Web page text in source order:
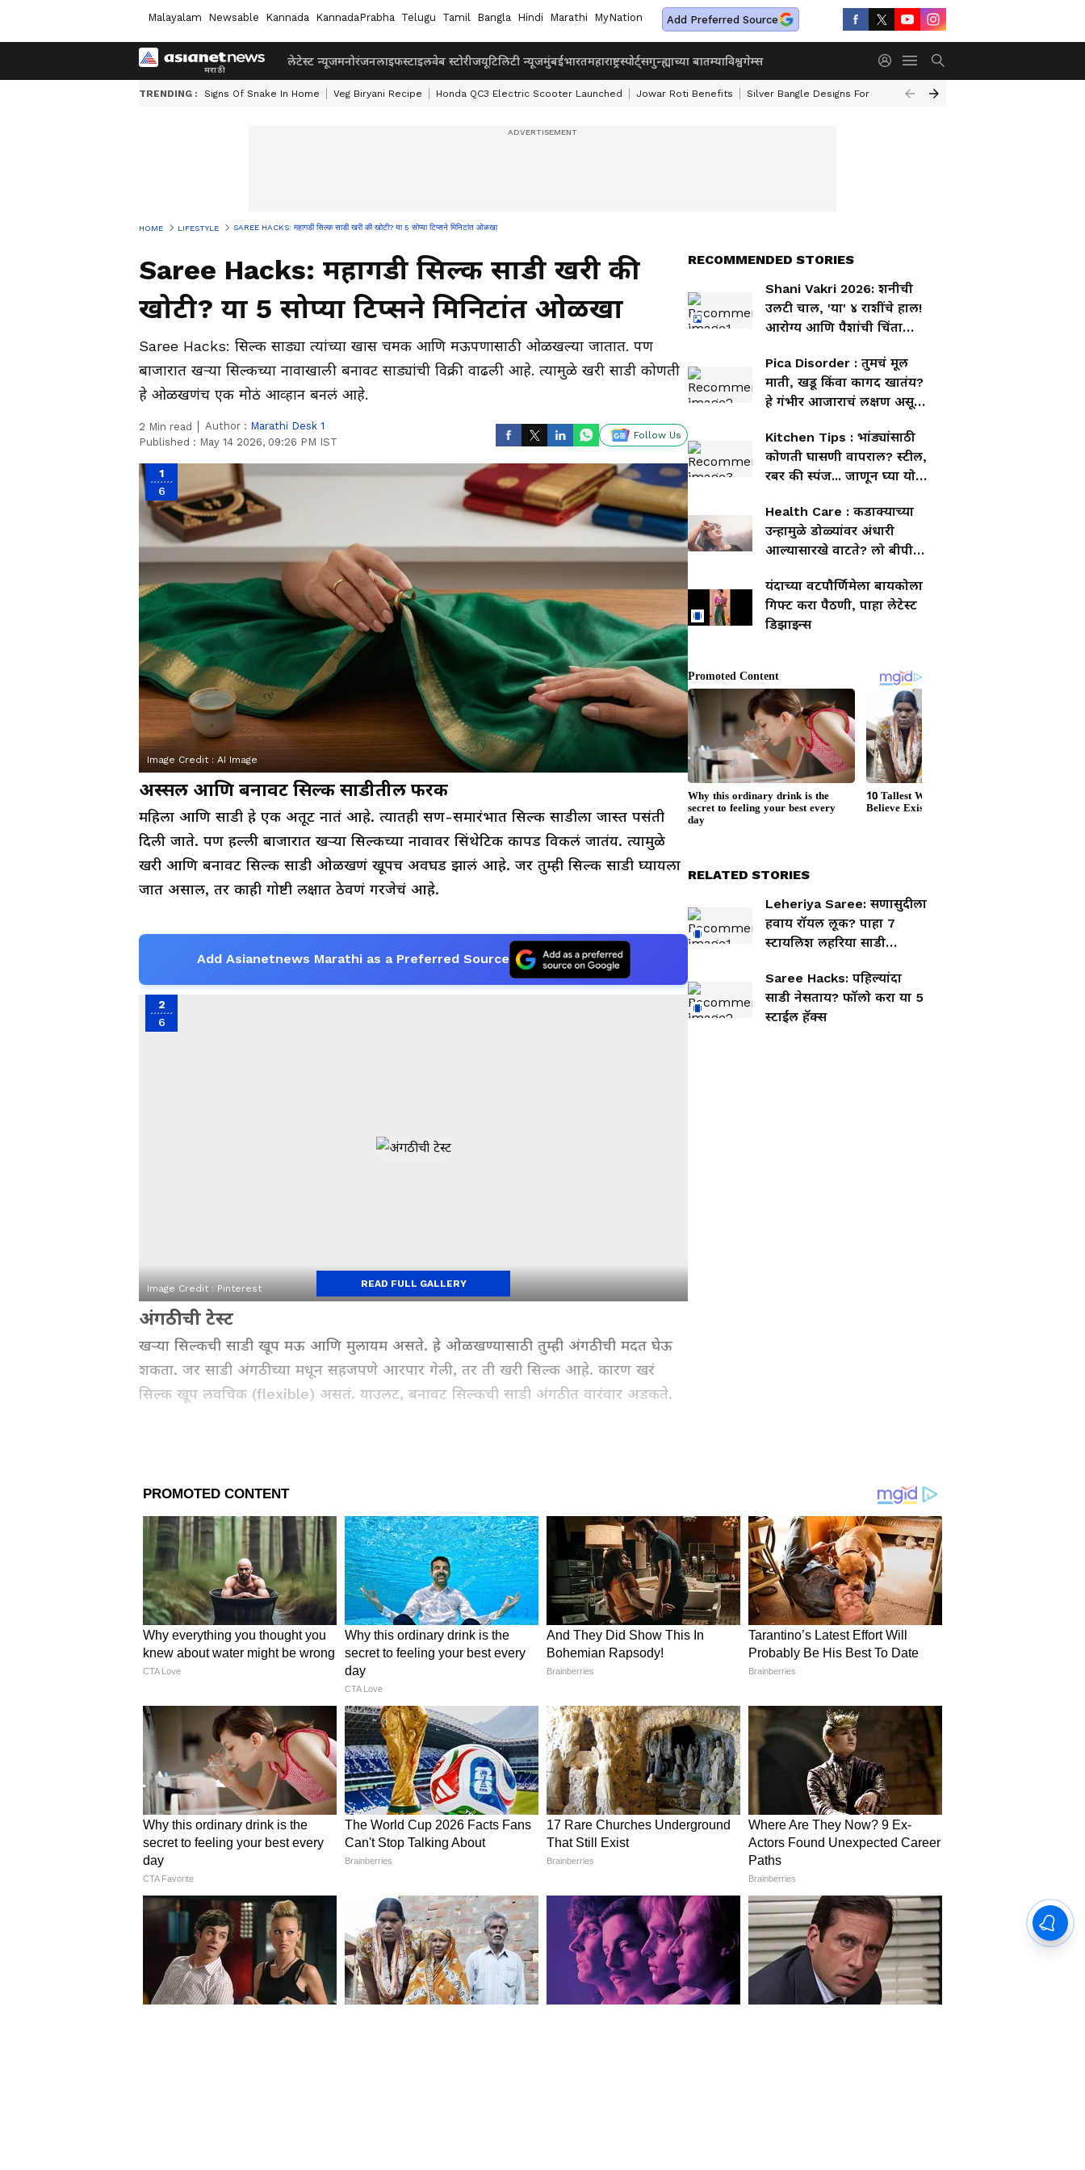
Malayalam Newsable Kannada KannadaPrabha Telugu Tamil Bangla Hindi Marathi MyNation Add Preferred Source
लेटेस्ट न्यूजमनोरंजनलाइफस्टाइलवेब स्टोरीजयूटिलिटी न्यूजमुंबईभारतमहाराष्ट्रस्पोर्ट्सगुन्ह्याच्या बातम्याविश्वगेम्स
TRENDING : Signs Of Snake In Home Veg Biryani Recipe Honda QC3 Electric Scooter Launched Jowar Roti Benefits Silver Bangle Designs For Wife Top 10 Safest Cars In India
HOME LIFESTYLE SAREE HACKS: महागडी सिल्क साडी खरी की खोटी? या 5 सोप्या टिप्सने मिनिटांत ओळखा
Saree Hacks: महागडी सिल्क साडी खरी की
खोटी? या 5 सोप्या टिप्सने मिनिटांत ओळखा
Saree Hacks: सिल्क साड्या त्यांच्या खास चमक आणि मऊपणासाठी ओळखल्या जातात. पण
बाजारात खऱ्या सिल्कच्या नावाखाली बनावट साड्यांची विक्री वाढली आहे. त्यामुळे खरी साडी कोणती
हे ओळखणंच एक मोठं आव्हान बनलं आहे.
2 Min read Author : Marathi Desk 1
Published : May 14 2026, 09:26 PM IST
Follow Us
1
6
Image Credit : AI Image
अस्सल आणि बनावट सिल्क साडीतील फरक
महिला आणि साडी हे एक अतूट नातं आहे. त्यातही सण-समारंभात सिल्क साडीला जास्त पसंती
दिली जाते. पण हल्ली बाजारात खऱ्या सिल्कच्या नावावर सिंथेटिक कापड विकलं जातंय. त्यामुळे
खरी आणि बनावट सिल्क साडी ओळखणं खूपच अवघड झालं आहे. जर तुम्ही सिल्क साडी घ्यायला
जात असाल, तर काही गोष्टी लक्षात ठेवणं गरजेचं आहे.
Add Asianetnews Marathi as a Preferred Source
2
6
Image Credit : Pinterest
अंगठीची टेस्ट
खऱ्या सिल्कची साडी खूप मऊ आणि मुलायम असते. हे ओळखण्यासाठी तुम्ही अंगठीची मदत घेऊ
शकता. जर साडी अंगठीच्या मधून सहजपणे आरपार गेली, तर ती खरी सिल्क आहे. कारण खरं
सिल्क खूप लवचिक (flexible) असतं. याउलट, बनावट सिल्कची साडी अंगठीत वारंवार अडकते.
Leheriya Saree: सणासुदीला हवाय
रॉयल लूक? पाहा 7 स्टायलिश
लहरिया साडी डिझाइन्स
नेसताय? फॉलो करा या 5 स्टाईल
हॅक्स
3
6
READ FULL GALLERY
RECOMMENDED STORIES
Shani Vakri 2026: शनीची
उलटी चाल, 'या' ४ राशींचे हाल!
आरोग्य आणि पैशांची चिंता
Pica Disorder : तुमचं मूल
माती, खडू किंवा कागद खातंय?
हे गंभीर आजाराचं लक्षण असू
Kitchen Tips : भांड्यांसाठी
कोणती घासणी वापराल? स्टील,
रबर की स्पंज... जाणून घ्या योग्य
Health Care : कडाक्याच्या
उन्हामुळे डोळ्यांवर अंधारी
आल्यासारखे वाटते? लो बीपी
शकतात
यंदाच्या वटपौर्णिमेला बायकोला
गिफ्ट करा पैठणी, पाहा लेटेस्ट
डिझाइन्स
RELATED STORIES
Leheriya Saree: सणासुदीला
हवाय रॉयल लूक? पाहा 7
स्टायलिश लहरिया साडी
Saree Hacks: पहिल्यांदा
साडी नेसताय? फॉलो करा या 5
स्टाईल हॅक्स